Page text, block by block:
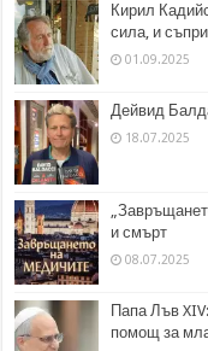
Кирил
сила, и
01.09.2025
Дейвид
18.07.2025
и смърт
08.07.2025
Папа Лъв
помощ за